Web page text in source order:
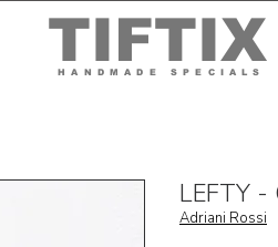
TIFTIX
HANDMADE SPECIALS
LEFTY -
Adriani Rossi